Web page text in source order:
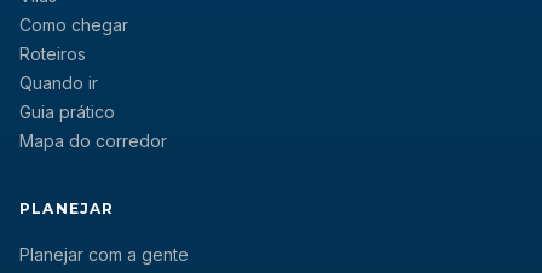
Como chegar
Roteiros
Quando ir
Guia prático
Mapa do corredor
PLANEJAR
Planejar com a gente